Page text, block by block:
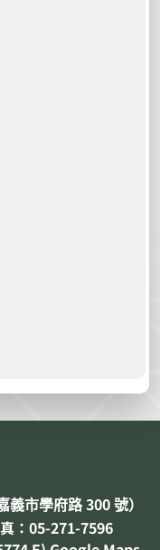
義市學府路300 號）
：05-271-7596